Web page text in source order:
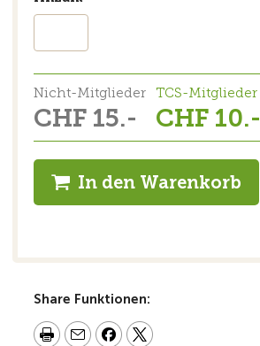
Nicht-Mitglieder
CHF 15.-
TCS-Mitglieder
CHF 10.-
In den Warenkorb
Share Funktionen: